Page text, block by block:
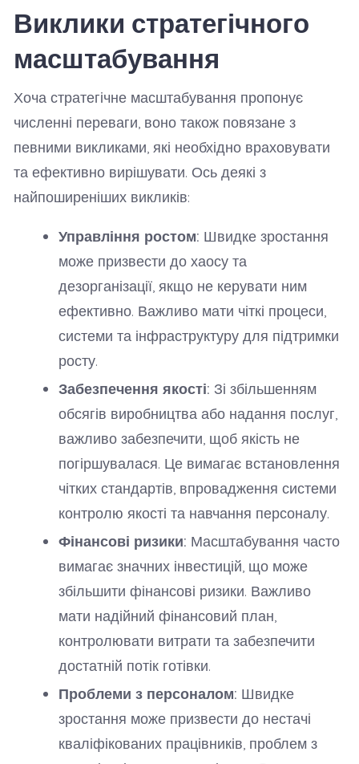
Виклики стратегічного
масштабування
Хоча стратегічне масштабування пропонує
численні переваги, воно також повязане з
певними викликами, які необхідно враховувати
та ефективно вирішувати. Ось деякі з
найпоширеніших викликів:
Управління ростом: Швидке зростання
може призвести до хаосу та
дезорганізації, якщо не керувати ним
ефективно. Важливо мати чіткі процеси,
системи та інфраструктуру для підтримки
росту.
Забезпечення якості: Зі збільшенням
обсягів виробництва або надання послуг,
важливо забезпечити, щоб якість не
погіршувалася. Це вимагає встановлення
чітких стандартів, впровадження системи
контролю якості та навчання персоналу.
Фінансові ризики: Масштабування часто
вимагає значних інвестицій, що може
збільшити фінансові ризики. Важливо
мати надійний фінансовий план,
контролювати витрати та забезпечити
достатній потік готівки.
Проблеми з персоналом: Швидке
зростання може призвести до нестачі
кваліфікованих працівників, проблем з